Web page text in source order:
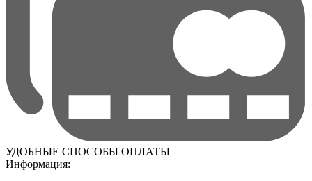
УДОБНЫЕ СПОСОБЫ ОПЛАТЫ
Информация: